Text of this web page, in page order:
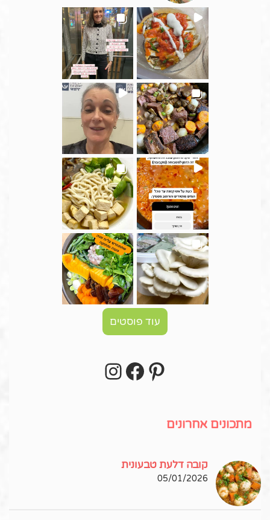
עוד פוסטים
Pinterest
Facebook
מתכונים אחרונים
קובה דלעת טבעונית
05/01/2026